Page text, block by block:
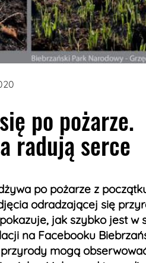
po pożarze.
radują serce
po pożarze z
odradzającej się
jak szybko jest w
na Facebooku
mogą